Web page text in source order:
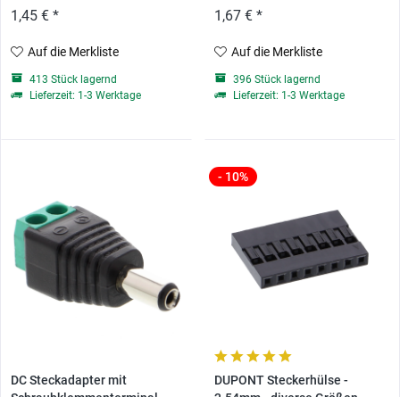
1,45 € *
Auf die Merkliste
413 Stück lagernd
Lieferzeit: 1-3 Werktage
1,67 € *
Auf die Merkliste
396 Stück lagernd
Lieferzeit: 1-3 Werktage
DC Steckadapter mit
- 10%
DUPONT Steckerhülse -